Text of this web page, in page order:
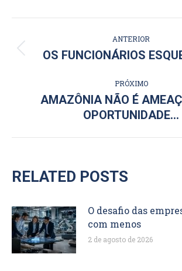
DE
ANTERIOR
Post
OS FUNCIONÁRIOS
PRÓXIMO
Próximo
post:
AMAZÔNIA NÃO É
OPORTUNIDADE…
RELATED POSTS
O desafio das
com menos
2 de agosto de 2026